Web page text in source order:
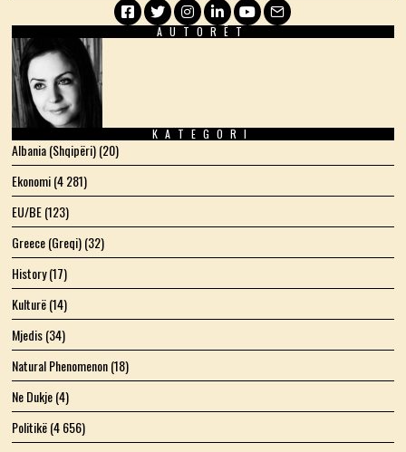
Facebook
TwitterInstagram
LinkedIn
YouTube
Email
AUTORËT
KATEGORI
Albania (Shqipëri)(20)
Ekonomi(4 281)
EU/BE(123)
Greece (Greqi)(32)
History(17)
Kulturë(14)
Mjedis(34)
Natural Phenomenon(18)
Ne Dukje(4)
Politikë(4 656)